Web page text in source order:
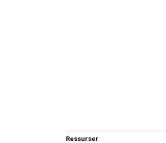
Ressurser